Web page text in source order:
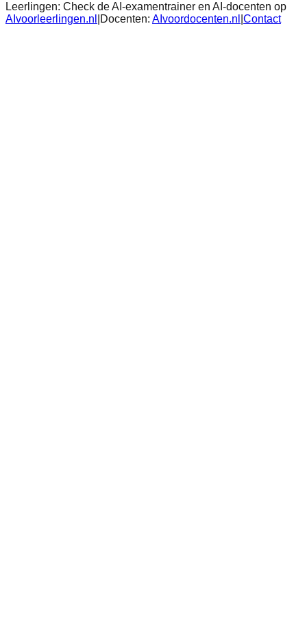
Leerlingen: Check de AI-examentrainer en AI-docenten op
AIvoorleerlingen.nl
Docenten: AIvoordocenten.nl Contact